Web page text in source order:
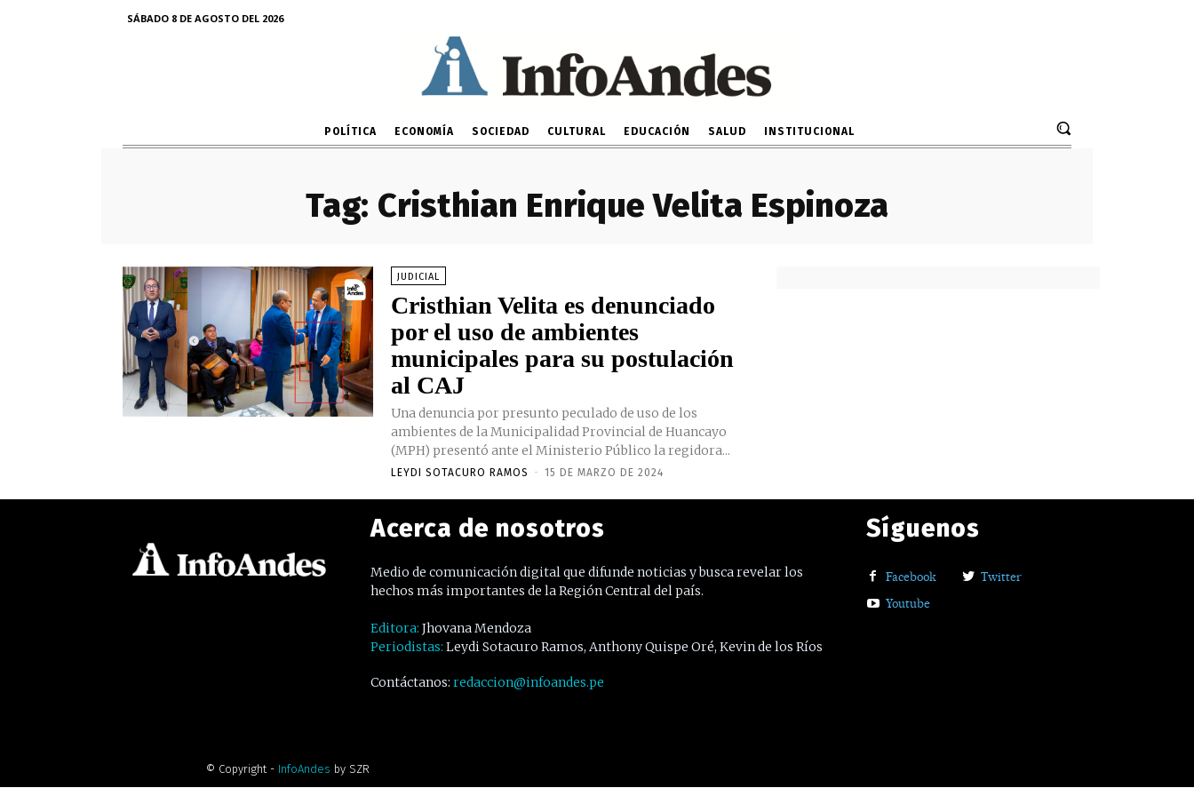
SÁBADO 8 DE AGOSTO DEL 2026
POLÍTICA ECONOMÍA SOCIEDAD CULTURAL EDUCACIÓN SALUD INSTITUCIONAL
Tag: Cristhian Enrique Velita Espinoza
JUDICIAL
Cristhian Velita es denunciado
por el uso de ambientes
municipales para su postulación
al CAJ
Una denuncia por presunto peculado de uso de los
ambientes de la Municipalidad Provincial de Huancayo
(MPH) presentó ante el Ministerio Público la regidora...
LEYDI SOTACURO RAMOS - 15 DE MARZO DE 2024
Acerca de nosotros
Medio de comunicación digital que difunde noticias y busca revelar los
hechos más importantes de la Región Central del país.
Editora: Jhovana Mendoza
Periodistas: Leydi Sotacuro Ramos, Anthony Quispe Oré, Kevin de los Ríos
Contáctanos: redaccion@infoandes.pe
Síguenos
Facebook
Twitter
Youtube
© Copyright - InfoAndes by SZR